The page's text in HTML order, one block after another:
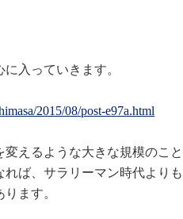
入っていきます。
2015/08/post-e97a.html
えるような大きな規模のこ
ば、サラリーマン時代より
ます。